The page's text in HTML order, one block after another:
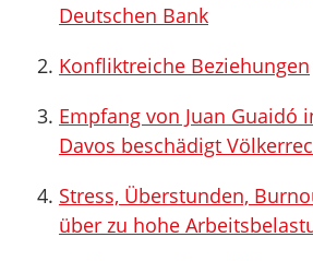
Deutschen Bank
Konfliktreiche Beziehungen
Empfang von Juan Guaidó
Davos beschädigt
Stress, Überstunden,
über zu hohe